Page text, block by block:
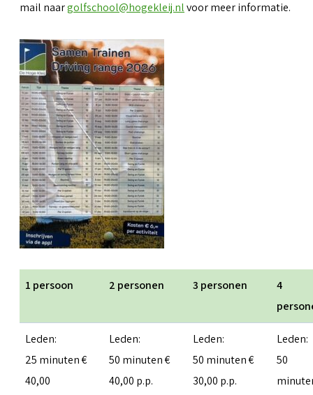
mail naargolfschool@hogekleij.nlvoor meer informatie.
1 persoon 2 personen 3 personen
4
Leden:
25 minuten €
40,00
Leden:
50 minuten €
40,00 p.p.
Leden:
50 minuten €
30,00 p.p.
Leden:
50